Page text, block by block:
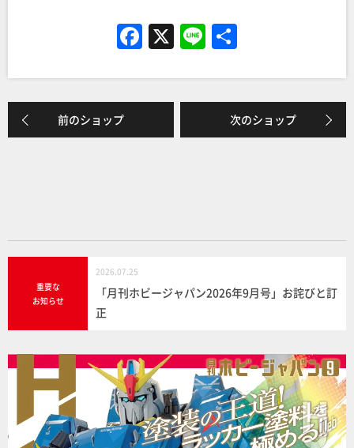
F
a
c
e
b
X Li
n
e
前のショップ 次のショップ
重要な
お知らせ
2026.07.25
「月刊ホビージャパン2026年9月号」お詫びと訂
正